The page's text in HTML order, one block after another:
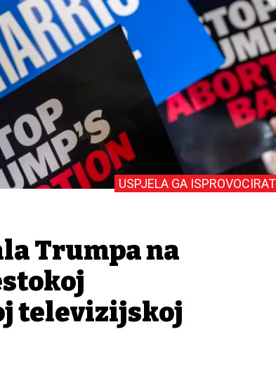
USPJELA GA
Trumpa na
televizijskoj